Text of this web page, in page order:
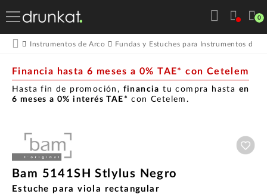
0
Instrumentos de Arco Fundas y Estuches para Instrumentos de
Financia hasta 6 meses a 0% TAE* con Cetelem
Hasta fin de promoción, financia tu compra hasta en
6 meses a 0% interés TAE* con Cetelem.
Bam 5141SH Stlylus Negro
Estuche para viola rectangular